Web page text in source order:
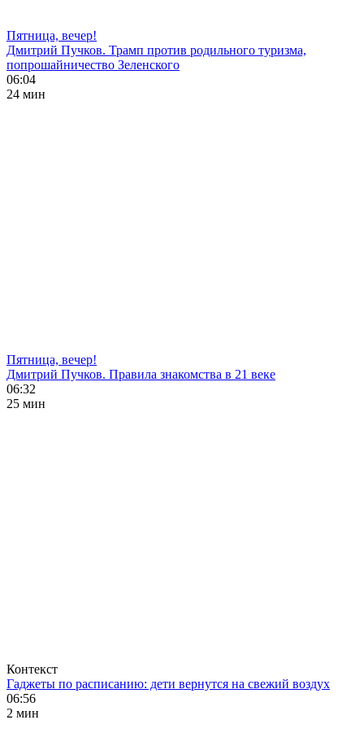
Пятница, вечер!
Дмитрий Пучков. Трамп против родильного туризма,
попрошайничество Зеленского
06:04
24 мин
Пятница, вечер!
Дмитрий Пучков. Правила знакомства в 21 веке
06:32
25 мин
Контекст
Гаджеты по расписанию: дети вернутся на свежий воздух
06:56
2 мин